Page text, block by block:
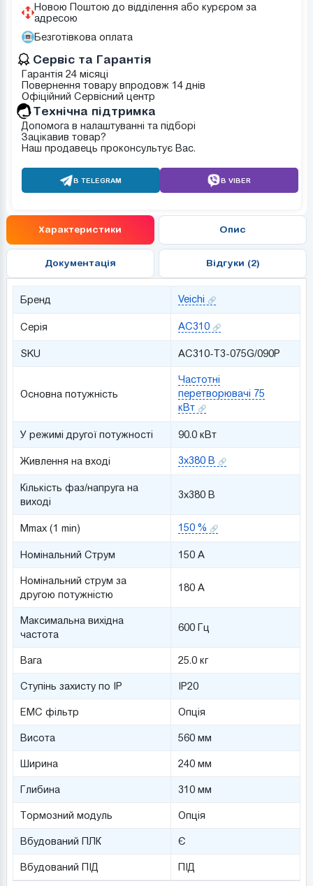
Новою Поштою до відділення або курєром за
адресою
Безготівкова оплата
Сервіс та Гарантія
Гарантія 24 місяці
Повернення товару впродовж 14 днів
Офіційний Сервісний центр
Tехнічна підтримка
Допомога в налаштуванні та підборі
Зацікавив товар?
Наш продавець проконсультує Вас.
В TELEGRAM В VIBER
Характеристики Опис
Документація Відгуки (2)
Бренд Veichi
Серія AC310
SKU AC310-T3-075G/090P
Основна потужність
Частотні
перетворювачі 75
кВт
У режимі другої потужності 90.0 кВт
Живлення на вході 3x380 В
Кількість фаз/напруга на
виході
3x380 В
Mmax (1 min) 150 %
Номінальний Струм 150 A
Номінальний струм за
другою потужністю
180 A
Максимальна вихідна
частота
600 Гц
Вага 25.0 кг
Ступінь захисту по IP IP20
ЕМС фільтр Опція
Висота 560 мм
Ширина 240 мм
Глибина 310 мм
Тормозний модуль Опція
Вбудований ПЛК Є
Вбудований ПІД ПІД